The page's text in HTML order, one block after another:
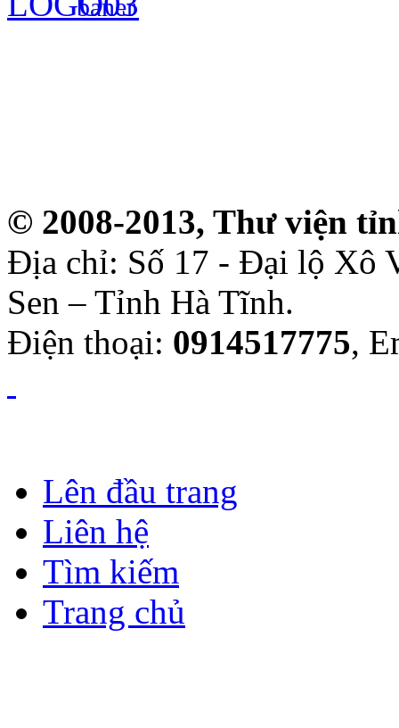
© 2008-2013, Thư viện
Địa chỉ: Số 17 - Đại lộ Xô
Sen – Tỉnh Hà Tĩnh.
Điện thoại: 0914517775,
Lên đầu trang
Liên hệ
Tìm kiếm
Trang chủ